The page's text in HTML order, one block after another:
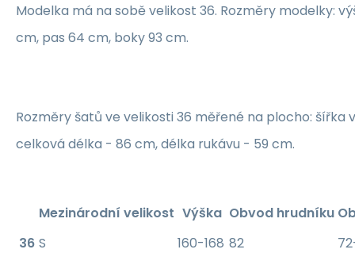
Modelka má na sobě velikost 36. Rozměry modelky:
cm, pas 64 cm, boky 93 cm.
Rozměry šatů ve velikosti 36 měřené na plocho: šířka
celková délka - 86 cm, délka rukávu - 59 cm.
Mezinárodní velikost Výška Obvod hrudníku
36 S 160-168 82